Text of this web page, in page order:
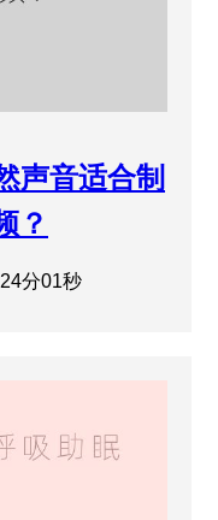
声音适合制
？
分01秒